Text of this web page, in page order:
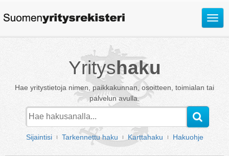
Avaa
Yrityshaku
Hae yritystietoja nimen, paikkakunnan, osoitteen, toimialan tai
palvelun avulla.
Sijaintisi Tarkennettu haku Karttahaku Hakuohje